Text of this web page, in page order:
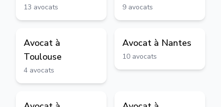
13 avocats 9 avocats
Avocat à
Toulouse
4 avocats
Avocat à Nantes
10 avocats